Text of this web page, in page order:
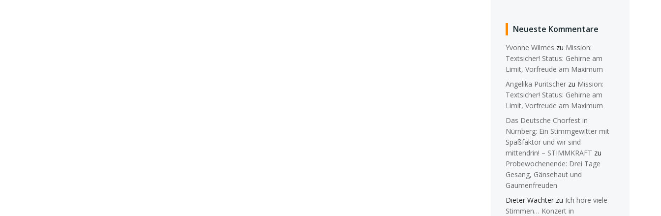
Neueste Kommentare
Yvonne Wilmes zu Mission:
Textsicher! Status: Gehirne am
Limit, Vorfreude am Maximum
Angelika Puritscher zu Mission:
Textsicher! Status: Gehirne am
Limit, Vorfreude am Maximum
Das Deutsche Chorfest in
Nürnberg: Ein Stimmgewitter mit
Spaßfaktor und wir sind
mittendrin! – STIMMKRAFT zu
Probewochenende: Drei Tage
Gesang, Gänsehaut und
Gaumenfreuden
Dieter Wachter zu Ich höre viele
Stimmen… Konzert in